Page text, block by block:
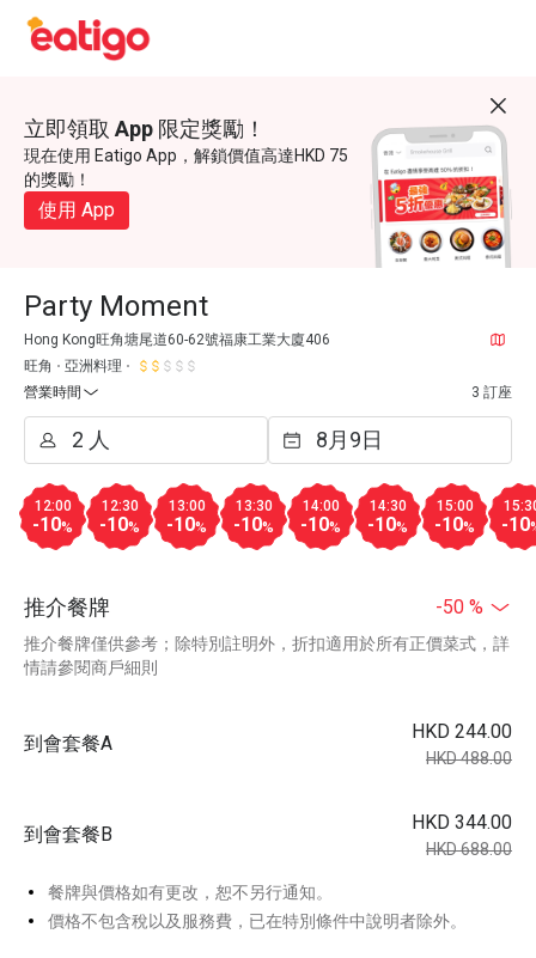
立即領取 App 限定獎勵！
現在使用 Eatigo App，解鎖價值高達HKD 75
的獎勵！
使用 App
Party Moment
Hong Kong旺角塘尾道60-62號福康工業大廈406
旺角
亞洲料理
營業時間
3 訂座
12:00
-10%
12:30
-10%
13:00
-10%
13:30
-10%
14:00
-10%
14:30
-10%
15:00
-10% -10
推介餐牌 -50 %
推介餐牌僅供參考；除特別註明外，折扣適用於所有正價菜式，詳
情請參閱商戶細則
到會套餐A
HKD 244.00
HKD 488.00
到會套餐B
HKD 344.00
HKD 688.00
餐牌與價格如有更改，恕不另行通知。
價格不包含稅以及服務費，已在特別條件中說明者除外。